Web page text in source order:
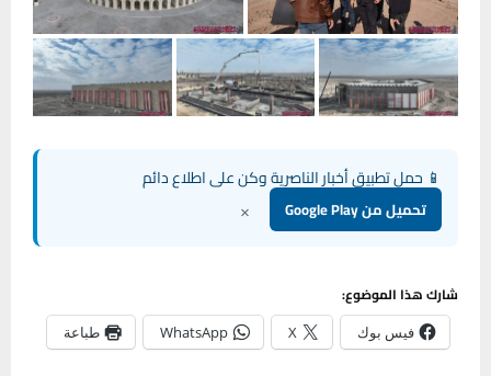
📱 حمل تطبيق أخبار الناصرية وكن على اطلاع دائم
تحميل من Google Play ×
شارك هذا الموضوع:
فيس بوك X
WhatsApp طباعة